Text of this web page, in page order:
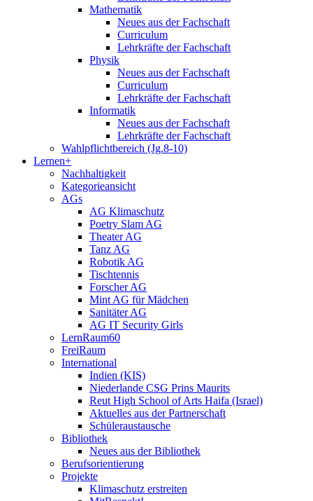
Mathematik
Neues aus der Fachschaft
Curriculum
Lehrkräfte der Fachschaft
Physik
Neues aus der Fachschaft
Curriculum
Lehrkräfte der Fachschaft
Informatik
Neues aus der Fachschaft
Lehrkräfte der Fachschaft
Wahlpflichtbereich (Jg.8-10)
Lernen+
Nachhaltigkeit
Kategorieansicht
AGs
AG Klimaschutz
Poetry Slam AG
Theater AG
Tanz AG
Robotik AG
Tischtennis
Forscher AG
Mint AG für Mädchen
Sanitäter AG
AG IT Security Girls
LernRaum60
FreiRaum
International
Indien (KIS)
Niederlande CSG Prins Maurits
Reut High School of Arts Haifa (Israel)
Aktuelles aus der Partnerschaft
Schüleraustausche
Bibliothek
Neues aus der Bibliothek
Berufsorientierung
Projekte
Klimaschutz erstreiten